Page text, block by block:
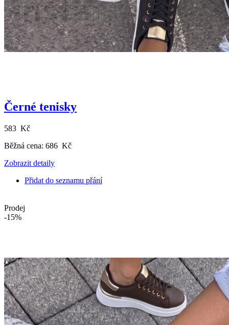
Černé tenisky
583 Kč
Běžná cena: 686 Kč
Zobrazit detaily
Přidat do seznamu přání
Prodej
-15%